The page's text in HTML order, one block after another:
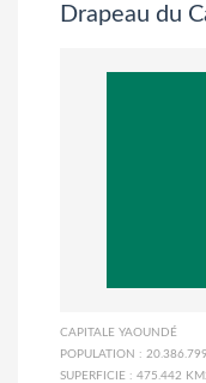
Drapeau du
CAPITALE YAOUNDÉ
POPULATION : 20.386.799
SUPERFICIE : 475.442